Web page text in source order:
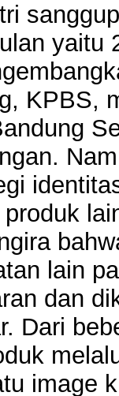
yaitu
KPBS,
lain
dan
Dari
image